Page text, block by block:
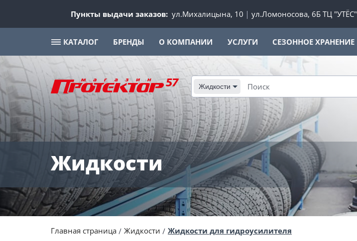
Пункты выдачи заказов: ул.Михалицына, 10 ул.Ломоносова, 6Б ТЦ "УТЁС"
КАТАЛОГ БРЕНДЫ О КОМПАНИИ УСЛУГИ СЕЗОННОЕ ХРАНЕНИЕ
Жидкости
Жидкости
Главная страница Жидкости Жидкости для гидроусилителя